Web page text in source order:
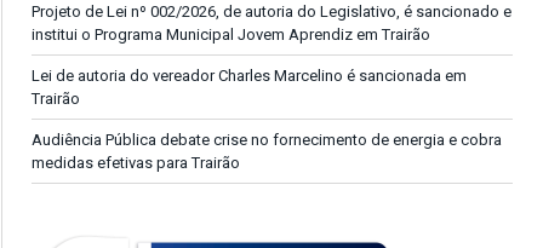
Projeto de Lei nº 002/2026, de autoria do Legislativo, é sancionado e
institui o Programa Municipal Jovem Aprendiz em Trairão
Lei de autoria do vereador Charles Marcelino é sancionada em
Trairão
Audiência Pública debate crise no fornecimento de energia e cobra
medidas efetivas para Trairão